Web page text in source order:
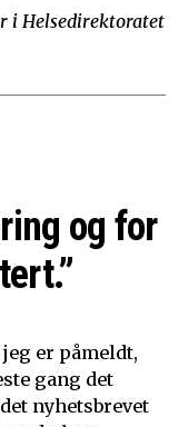
i Helsedirektoratet
og for
er påmeldt,
gang det
nyhetsbrevet